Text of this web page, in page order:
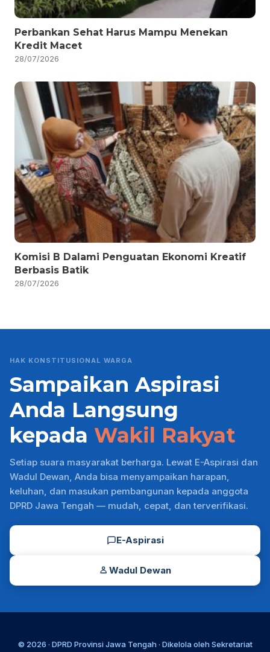
Perbankan Sehat Harus Mampu Menekan
Kredit Macet
28/07/2026
Komisi B Dalami Penguatan Ekonomi Kreatif
Berbasis Batik
28/07/2026
HAK KONSTITUSIONAL WARGA
Sampaikan Aspirasi
Anda Langsung
kepada Wakil Rakyat
Setiap suara masyarakat berharga. Lewat E-Aspirasi dan
Wadul Dewan, Anda bisa menyampaikan harapan,
keluhan, dan masukan pembangunan kepada anggota
DPRD Jawa Tengah — mudah, cepat, dan terverifikasi.
E-Aspirasi
Wadul Dewan
© 2026 · DPRD Provinsi Jawa Tengah · Dikelola oleh Sekretariat